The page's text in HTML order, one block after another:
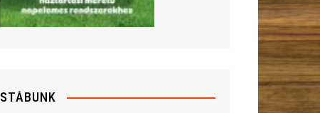
STÁBUNK